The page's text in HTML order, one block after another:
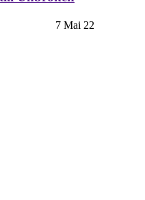
7 Mai 22